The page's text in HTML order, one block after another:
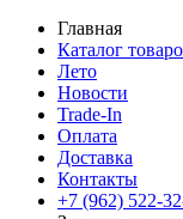
Главная
Каталог
Лето
Новости
Trade-In
Оплата
Доставка
Контакты
+7 (962) 522-